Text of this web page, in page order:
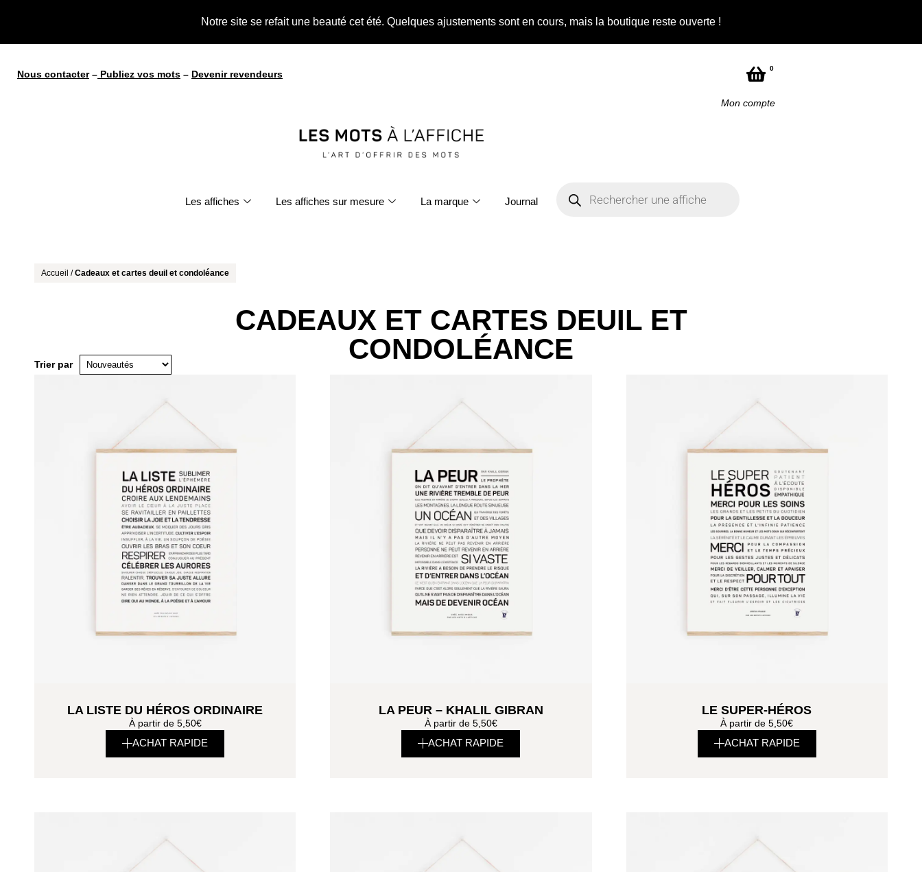
Notre site se refait une beauté cet été. Quelques ajustements sont en cours, mais la boutique reste ouverte !
Nous contacter– Publiez vos mots – Devenir revendeurs
0
Mon compte
Les affiches Les affiches sur mesure La marque Journal
Accueil /Cadeaux et cartes deuil et condoléance
CADEAUX ET CARTES DEUIL ET
CONDOLÉANCE
Trier par
LA LISTE DU HÉROS ORDINAIRE
À partir de 5,50€
ACHAT RAPIDE
LA PEUR – KHALIL GIBRAN
À partir de 5,50€
ACHAT RAPIDE
LE SUPER-HÉROS
À partir de5,50€
ACHAT RAPIDE